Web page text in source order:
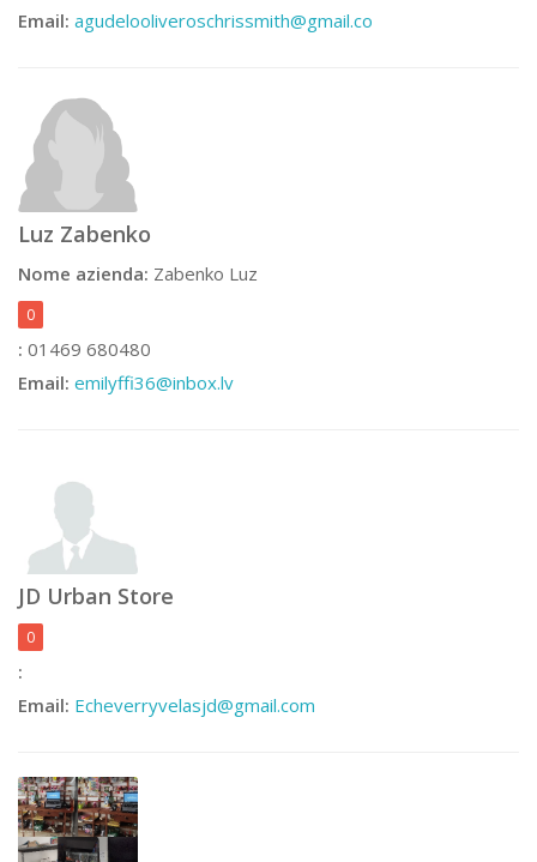
Email: agudelooliveroschrissmith@gmail.co
Luz Zabenko
Nome azienda: Zabenko Luz
0
: 01469 680480
Email: emilyffi36@inbox.lv
JD Urban Store
0
:
Email: Echeverryvelasjd@gmail.com